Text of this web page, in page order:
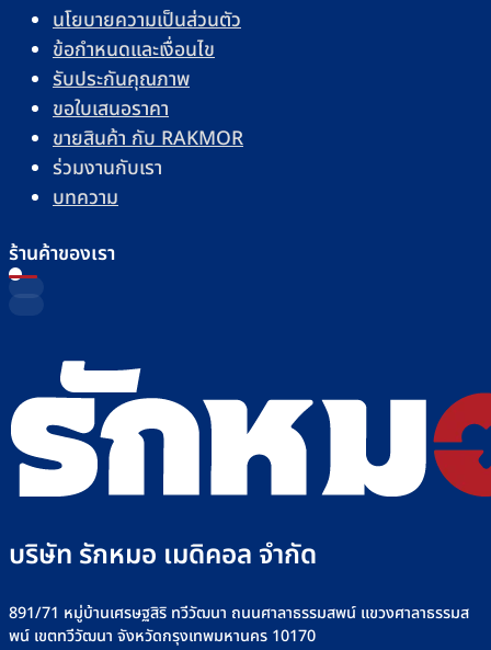
นโยบายความเป็นส่วนตัว
ข้อกำหนดและเงื่อนไข
รับประกันคุณภาพ
ขอใบเสนอราคา
ขายสินค้า กับ RAKMOR
ร่วมงานกับเรา
บทความ
ร้านค้าของเรา
บริษัท รักหมอ เมดิคอล จำกัด
891/71 หมู่บ้านเศรษฐสิริ ทวีวัฒนา ถนนศาลาธรรมสพน์ แขวงศาลาธรรมส
พน์ เขตทวีวัฒนา จังหวัดกรุงเทพมหานคร 10170